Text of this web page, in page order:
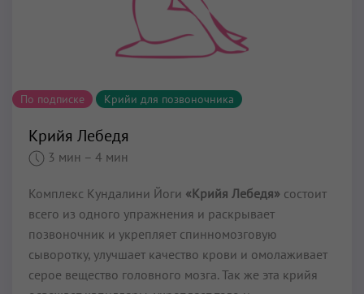
По подписке Крийи для позвоночника
Крийя Лебедя
3 мин – 4 мин
Комплекс Кундалини Йоги «Крийя Лебедя» состоит
всего из одного упражнения и раскрывает
позвоночник и укрепляет спинномозговую
сыворотку, улучшает качество крови и омолаживает
серое вещество головного мозга. Так же эта крийя